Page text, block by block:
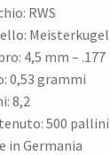
RWS
4,5 mm – .177
0,53 grammi
8,2
500 pallini
in Germania